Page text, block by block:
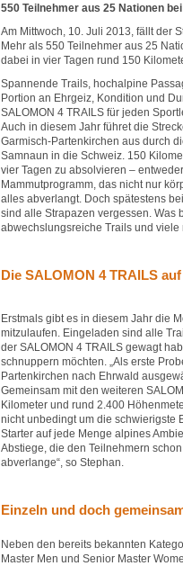
550 Teilnehmer aus 25 Nationen
Am Mittwoch, 10. Juli 2013, fällt der
Mehr als 550 Teilnehmer aus 25
dabei in vier Tagen rund 150
Spannende Trails, hochalpine
Portion an Ehrgeiz, Kondition und
SALOMON 4 TRAILS für jeden
Auch in diesem Jahr führet die
Garmisch-Partenkirchen aus durch
Samnaun in die Schweiz. 150
vier Tagen zu absolvieren –
Mammutprogramm, das nicht nur
alles abverlangt. Doch spätestens
sind alle Strapazen vergessen. Was
abwechslungsreiche Trails und viele
Die SALOMON 4 TRAILS
Erstmals gibt es in diesem Jahr die
mitzulaufen. Eingeladen sind alle
der SALOMON 4 TRAILS gewagt
schnuppern möchten. „Als erste
Partenkirchen nach Ehrwald
Gemeinsam mit den weiteren
Kilometer und rund 2.400
nicht unbedingt um die schwierigste
Starter auf jede Menge alpines
Abstiege, die den Teilnehmern
abverlange“, so Stephan.
Einzeln und doch
Neben den bereits bekannten
Master Men und Senior Master